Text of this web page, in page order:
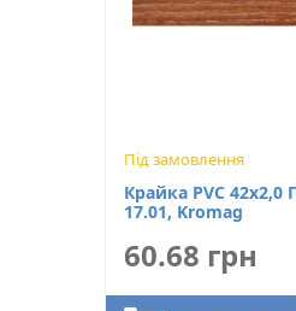
Під замовлення
Крайка PVC 42х2,0
17.01, Kromag
60.68 грн